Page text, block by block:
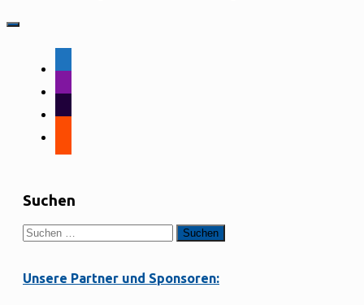
Suchen
Suchen
nach:
Unsere Partner und Sponsoren: